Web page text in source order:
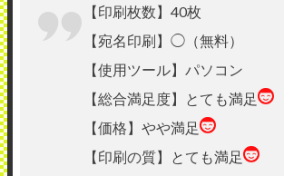
【印刷枚数】40枚
【宛名印刷】◯（無料）
【使用ツール】パソコン
【総合満足度】とても満足
【価格】やや満足
【印刷の質】とても満足